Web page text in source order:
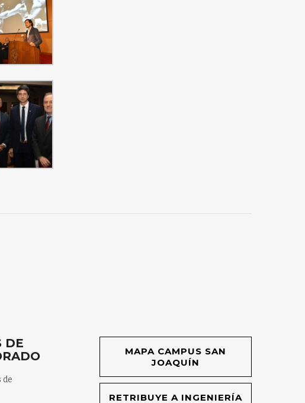
DE
de
MAPA CAMPUS SAN
JOAQUÍN
RETRIBUYE A INGENIERÍA